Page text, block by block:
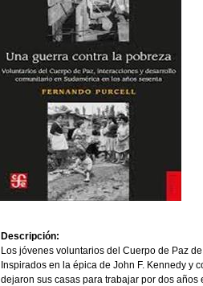
Descripción:
Los jóvenes voluntarios del Cuerpo de Paz
Inspirados en la épica de John F. Kennedy y
dejaron sus casas para trabajar por dos años